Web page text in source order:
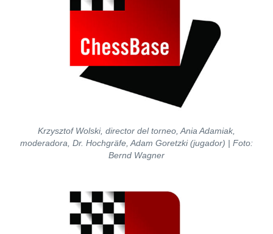
Krzysztof Wolski, director del torneo, Ania Adamiak,
moderadora, Dr. Hochgräfe, Adam Goretzki (jugador) | Foto:
Bernd Wagner